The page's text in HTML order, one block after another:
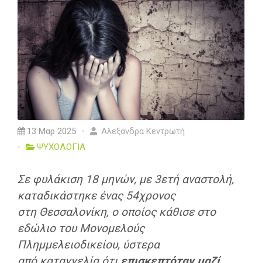
13 Μαρ 2025
Αλεξάνδρα Κεντρωτή
ΨΥΧΟΛΟΓΙΑ
Σε φυλάκιση 18 μηνών, με 3ετή αναστολή,
καταδικάστηκε ένας 54χρονος
στη Θεσσαλονίκη, ο οποίος κάθισε στο
εδώλιο του Μονομελούς
Πλημμελειοδικείου, ύστερα